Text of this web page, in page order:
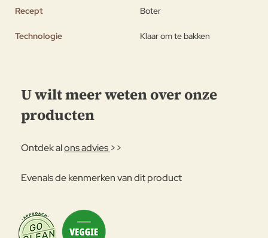
Recept Boter
Technologie Klaar om te bakken
U wilt meer weten over onze
producten
Ontdek alons advies >>
Evenals de kenmerken van dit product